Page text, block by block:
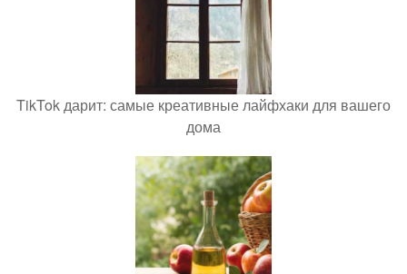
TikTok дарит: самые креативные лайфхаки для вашего
дома